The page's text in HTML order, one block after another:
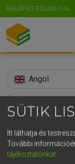
BELÉPÉS EDUID-VAL
Angol
search
TALÁLATOK
SÜTIK
Itt láthatja és
További
tájékoztatónkat.
5 6 7
t z